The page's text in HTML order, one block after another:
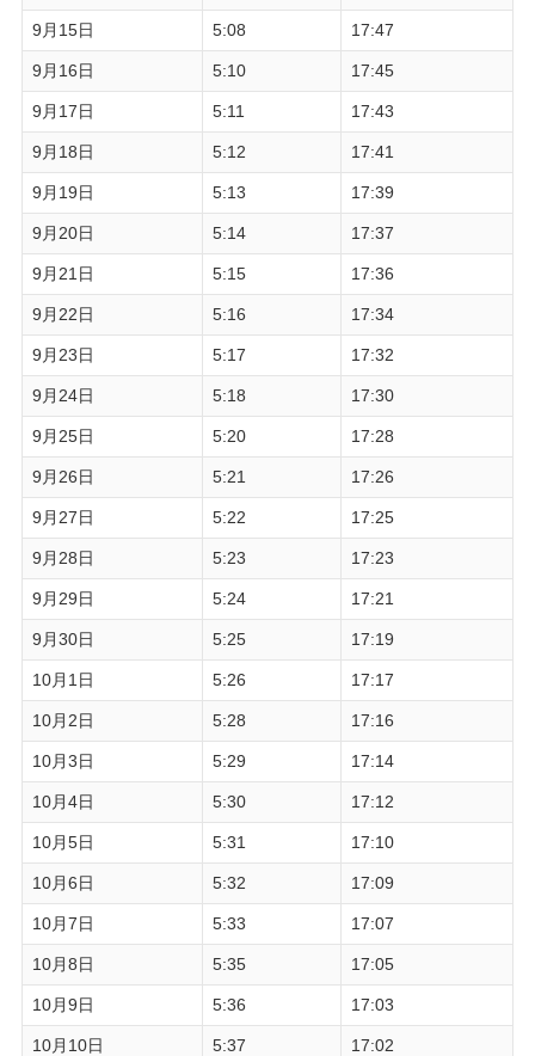
9月15日 5:08 17:47
9月16日 5:10 17:45
9月17日 5:11 17:43
9月18日 5:12 17:41
9月19日 5:13 17:39
9月20日 5:14 17:37
9月21日 5:15 17:36
9月22日 5:16 17:34
9月23日 5:17 17:32
9月24日 5:18 17:30
9月25日 5:20 17:28
9月26日 5:21 17:26
9月27日 5:22 17:25
9月28日 5:23 17:23
9月29日 5:24 17:21
9月30日 5:25 17:19
10月1日 5:26 17:17
10月2日 5:28 17:16
10月3日 5:29 17:14
10月4日 5:30 17:12
10月5日 5:31 17:10
10月6日 5:32 17:09
10月7日 5:33 17:07
10月8日 5:35 17:05
10月9日 5:36 17:03
10月10日 5:37 17:02